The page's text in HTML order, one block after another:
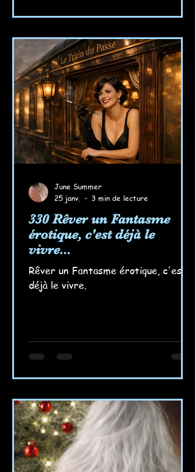
330 Rêver un Fantasme
érotique, c'est déjà le
vivre...
Rêver un Fantasme érotique, c'est
déjà le vivre.
June Summer
25 janv.
3 min de lecture